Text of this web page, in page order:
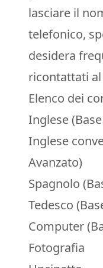
lasciare il
telefonico,
desidera
ricontattati
Elenco dei
Inglese
Inglese
Avanzato)
Spagnolo
Tedesco
Computer
Fotografia